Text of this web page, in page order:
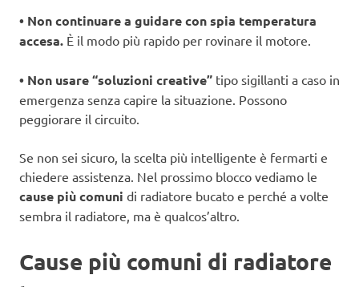
• Non continuare a guidare con spia temperatura
accesa. È il modo più rapido per rovinare il motore.
• Non usare “soluzioni creative” tipo sigillanti a caso in
emergenza senza capire la situazione. Possono
peggiorare il circuito.
Se non sei sicuro, la scelta più intelligente è fermarti e
chiedere assistenza. Nel prossimo blocco vediamo le
cause più comuni di radiatore bucato e perché a volte
sembra il radiatore, ma è qualcos’altro.
Cause più comuni di radiatore